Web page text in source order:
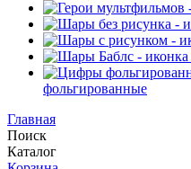
фольгированные
Главная
Поиск
Каталог